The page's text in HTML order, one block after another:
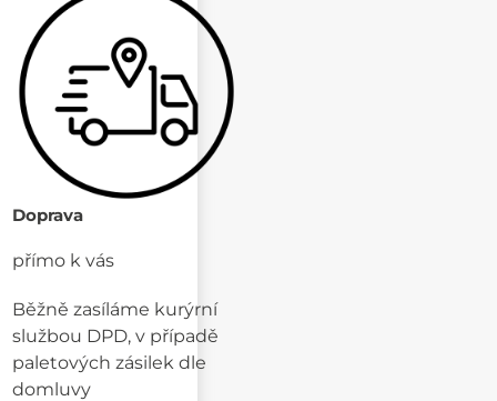
Doprava
přímo k vás
Běžně zasíláme kurýrní
službou DPD, v případě
paletových zásilek dle
domluvy